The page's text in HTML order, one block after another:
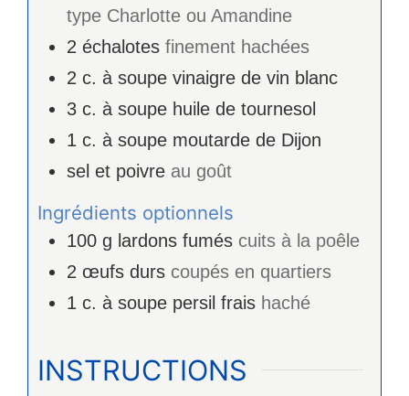
type Charlotte ou Amandine
2 échalotes finement hachées
2 c. à soupe vinaigre de vin blanc
3 c. à soupe huile de tournesol
1 c. à soupe moutarde de Dijon
sel et poivre au goût
Ingrédients optionnels
100 g lardons fumés cuits à la poêle
2 œufs durs coupés en quartiers
1 c. à soupe persil frais haché
INSTRUCTIONS